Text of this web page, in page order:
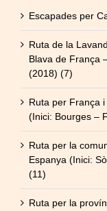
Escapades per
Ruta de la
Blava de França
(2018) (7)
Ruta per França
(Inici: Bourges –
Ruta per la
Espanya (Inici:
(11)
Ruta per la